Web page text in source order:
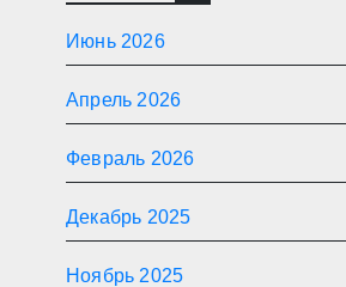
Июнь 2026
Апрель 2026
Февраль 2026
Декабрь 2025
Ноябрь 2025